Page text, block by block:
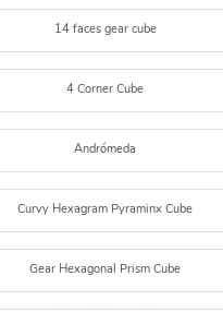
14 faces gear cube
4 Corner Cube
Andrómeda
Curvy Hexagram Pyraminx Cube
Gear Hexagonal Prism Cube